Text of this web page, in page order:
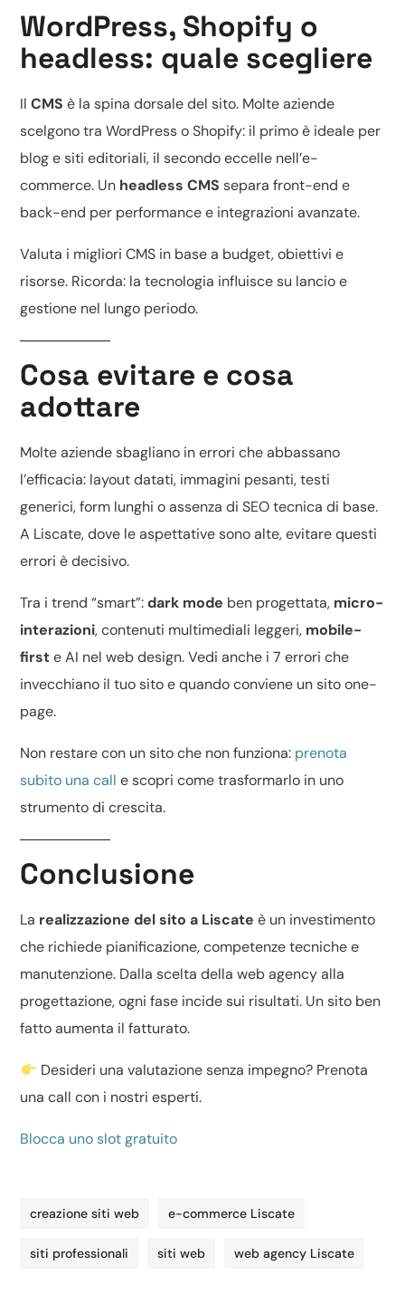
WordPress, Shopify o
headless: quale scegliere
IlCMS è la spina dorsale del sito. Molte aziende
scelgono traWordPress o Shopify: il primo è ideale per
blog e siti editoriali, il secondo eccelle nell’e-
commerce. Un headless CMS separa front-end e
back-end per performance e integrazioni avanzate.
Valuta i migliori CMS in base a budget, obiettivi e
risorse. Ricorda: la tecnologia influisce su lancio e
gestione nel lungo periodo.
Cosa evitare e cosa
adottare
Molte aziende sbagliano in errori che abbassano
l’efficacia: layout datati, immagini pesanti, testi
generici, form lunghi o assenza diSEO tecnica di base.
A Liscate, dove le aspettative sono alte, evitare questi
errori è decisivo.
Tra i trend “smart”:dark mode ben progettata, micro-
interazioni, contenuti multimediali leggeri, mobile-
firsteAI nel web design. Vedi anche i 7 errori che
invecchiano il tuo sitoe quando conviene unsito one-
page.
Non restare con un sito che non funziona: prenota
subito una call e scopri come trasformarlo in uno
strumento di crescita.
Conclusione
La realizzazione del sito a Liscate è un investimento
che richiede pianificazione, competenze tecniche e
manutenzione. Dalla scelta della web agency alla
progettazione, ogni fase incide sui risultati. Un sito ben
fatto aumenta il fatturato.
Desideri una valutazione senza impegno? Prenota
una call con i nostri esperti.
Blocca uno slot gratuito
creazione siti web e-commerce Liscate
siti professionali siti web web agency Liscate